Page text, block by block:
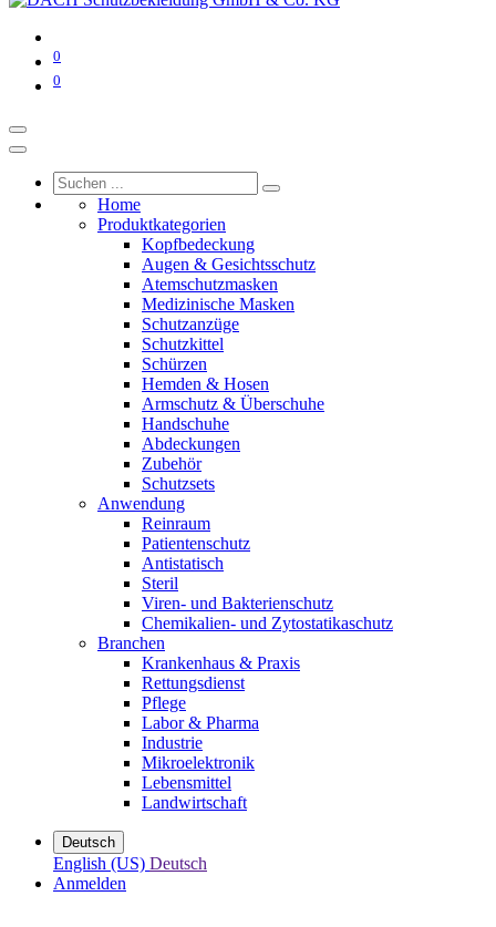
0
0
Home
Produktkategorien
Kopfbedeckung
Augen & Gesichtsschutz
Atemschutzmasken
Medizinische Masken
Schutzanzüge
Schutzkittel
Schürzen
Hemden & Hosen
Armschutz & Überschuhe
Handschuhe
Abdeckungen
Zubehör
Schutzsets
Anwendung
Reinraum
Patientenschutz
Antistatisch
Steril
Viren- und Bakterienschutz
Chemikalien- und Zytostatikaschutz
Branchen
Krankenhaus & Praxis
Rettungsdienst
Pflege
Labor & Pharma
Industrie
Mikroelektronik
Lebensmittel
Landwirtschaft
Deutsch
English (US) Deutsch
Anmelden